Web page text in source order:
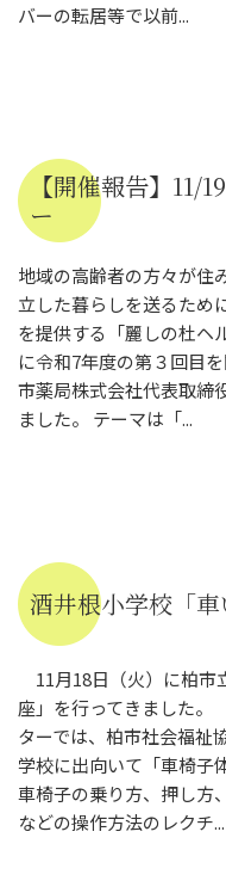
バーの転居等で以前...
【開催報告】11/
ー
地域の高齢者の方々が住
立した暮らしを送るため
を提供する「麗しの杜ヘ
に令和7年度の第３回目
市薬局株式会社代表取締
ました。 テーマは「...
酒井根小学校「車
11月18日（火）に柏市
座」を行ってきました
ターでは、柏市社会福祉
学校に出向いて「車椅子
車椅子の乗り方、押し方
などの操作方法のレクチ...